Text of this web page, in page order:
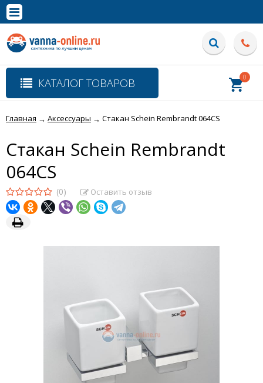
Полная версия сайта
КАТАЛОГ ТОВАРОВ 0
Главная → Аксессуары → Стакан Schein Rembrandt 064CS
Стакан Schein Rembrandt
064CS
(0) Оставить отзыв